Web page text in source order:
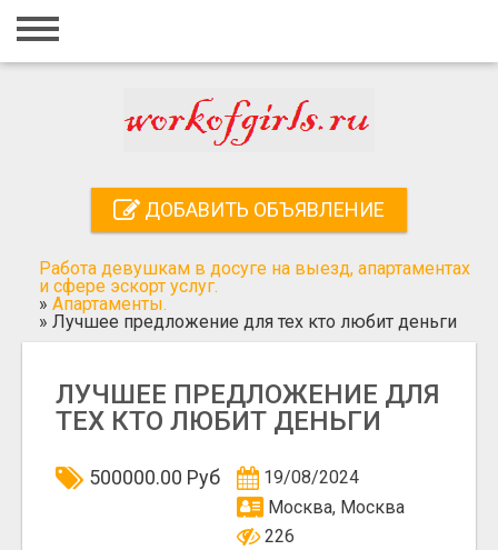
Главная
Регистрация
Добавить объявление
Поиск
ДОБАВИТЬ ОБЪЯВЛЕНИЕ
Работа девушкам в досуге на выезд, апартаментах
и сфере эскорт услуг.
» Апартаменты.
» Лучшее предложение для тех кто любит деньги
ЛУЧШЕЕ ПРЕДЛОЖЕНИЕ ДЛЯ
ТЕХ КТО ЛЮБИТ ДЕНЬГИ
500000.00 Руб
19/08/2024
Москва, Москва
226